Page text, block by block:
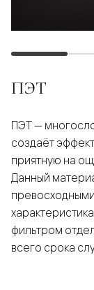
ПЭТ
ПЭТ —
создаёт
приятную на
Данный
фильтром
всего срока